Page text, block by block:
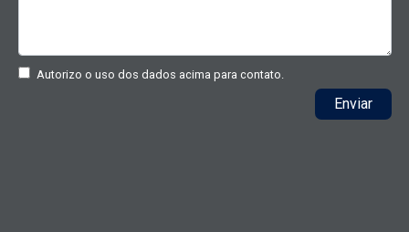
Autorizo o uso dos dados acima para contato.
Enviar